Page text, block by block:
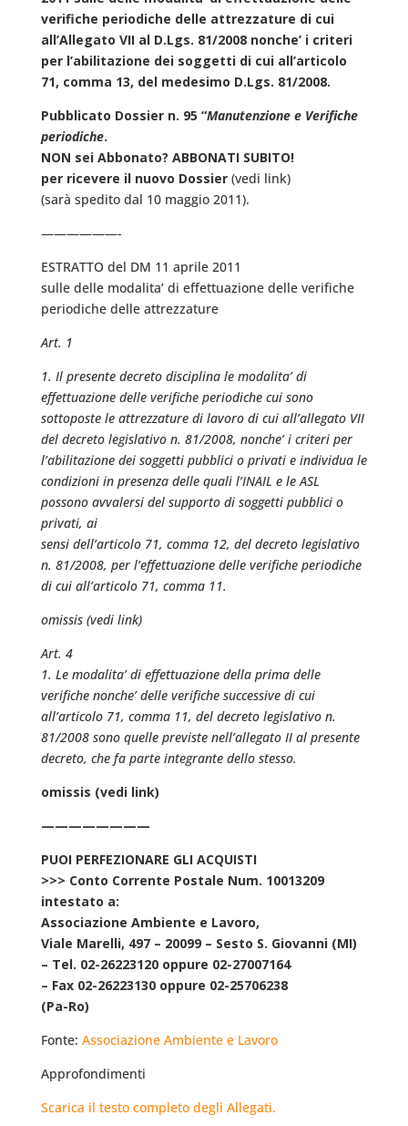
verifiche periodiche delle attrezzature di cui
all’Allegato VII al D.Lgs. 81/2008 nonche’ i criteri
per l’abilitazione dei soggetti di cui all’articolo
71, comma 13, del medesimo D.Lgs. 81/2008.
Pubblicato Dossier n. 95 “Manutenzione e Verifiche
periodiche.
NON sei Abbonato? ABBONATI SUBITO!
per ricevere il nuovo Dossier (vedi link)
(sarà spedito dal 10 maggio 2011).
——————-
ESTRATTO del DM 11 aprile 2011
sulle delle modalita’ di effettuazione delle verifiche
periodiche delle attrezzature
Art. 1
1. Il presente decreto disciplina le modalita’ di
effettuazione delle verifiche periodiche cui sono
sottoposte le attrezzature di lavoro di cui all’allegato VII
del decreto legislativo n. 81/2008, nonche’ i criteri per
l’abilitazione dei soggetti pubblici o privati e individua le
condizioni in presenza delle quali l’INAIL e le ASL
possono avvalersi del supporto di soggetti pubblici o
privati, ai
sensi dell’articolo 71, comma 12, del decreto legislativo
n. 81/2008, per l’effettuazione delle verifiche periodiche
di cui all’articolo 71, comma 11.
omissis (vedi link)
Art. 4
1. Le modalita’ di effettuazione della prima delle
verifiche nonche’ delle verifiche successive di cui
all’articolo 71, comma 11, del decreto legislativo n.
81/2008 sono quelle previste nell’allegato II al presente
decreto, che fa parte integrante dello stesso.
omissis (vedi link)
————————
PUOI PERFEZIONARE GLI ACQUISTI
>>> Conto Corrente Postale Num. 10013209
intestato a:
Associazione Ambiente e Lavoro,
Viale Marelli, 497 – 20099 – Sesto S. Giovanni (MI)
– Tel. 02-26223120 oppure 02-27007164
– Fax 02-26223130 oppure 02-25706238
(Pa-Ro)
Fonte: Associazione Ambiente e Lavoro
Approfondimenti
Scarica il testo completo degli Allegati.